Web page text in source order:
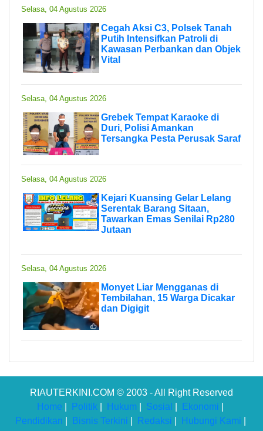
Selasa, 04 Agustus 2026
Cegah Aksi C3, Polsek Tanah
Putih Intensifkan Patroli di
Kawasan Perbankan dan Objek
Vital
Selasa, 04 Agustus 2026
Grebek Tempat Karaoke di
Duri, Polisi Amankan
Tersangka Pesta Perusak Saraf
Selasa, 04 Agustus 2026
Kejari Kuansing Gelar Lelang
Serentak Barang Sitaan,
Tawarkan Emas Senilai Rp280
Jutaan
Selasa, 04 Agustus 2026
Monyet Liar Mengganas di
Tembilahan, 15 Warga Dicakar
dan Digigit
RIAUTERKINI.COM © 2003 - All Right Reserved
Home
Politik Hukum Sosial Ekonomi
Pendidikan
Bisnis Terkini Redaksi Hubungi Kami